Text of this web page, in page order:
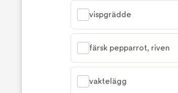
vispgrädde
färsk pepparrot, riven
vaktelägg